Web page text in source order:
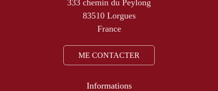
333 chemin du Peylong
83510 Lorgues
France
ME CONTACTER
Informations